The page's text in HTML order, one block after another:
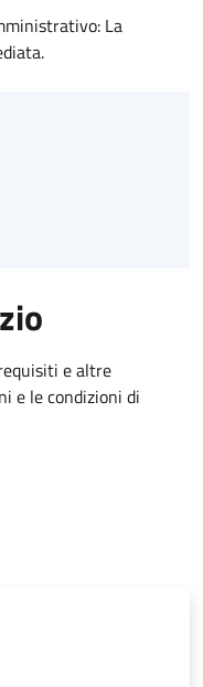
La
e altre
e le condizioni di